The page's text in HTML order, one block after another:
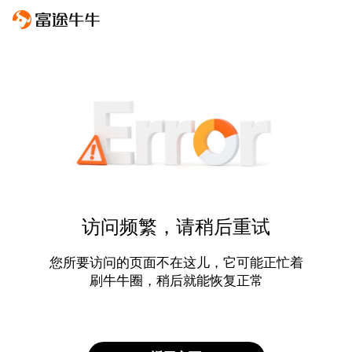
访问频繁，请稍后重试
您所要访问的页面不在这儿，它可能正忙着
刷牛牛圈，稍后就能恢复正常